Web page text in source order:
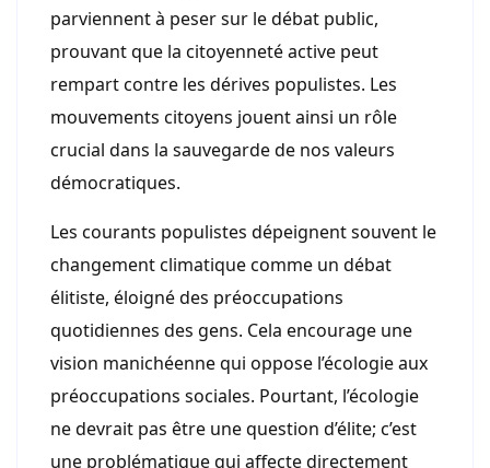
parviennent à peser sur le débat public,
prouvant que la citoyenneté active peut
rempart contre les dérives populistes. Les
mouvements citoyens jouent ainsi un rôle
crucial dans la sauvegarde de nos valeurs
démocratiques.
Les courants populistes dépeignent souvent le
changement climatique comme un débat
élitiste, éloigné des préoccupations
quotidiennes des gens. Cela encourage une
vision manichéenne qui oppose l’écologie aux
préoccupations sociales. Pourtant, l’écologie
ne devrait pas être une question d’élite; c’est
une problématique qui affecte directement